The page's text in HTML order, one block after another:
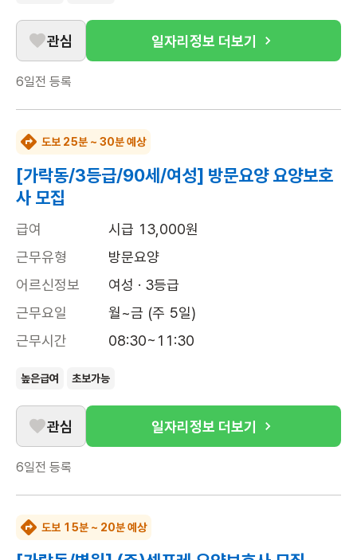
관심 일자리정보 더보기
6일전 등록
도보 25분 ~ 30분 예상
[가락동/3등급/90세/여성] 방문요양 요양보호
사 모집
급여
시급 13,000원
근무유형
방문요양
어르신정보
여성 · 3등급
근무요일
월~금 (주 5일)
근무시간
08:30~11:30
높은급여 초보가능
관심 일자리정보 더보기
6일전 등록
도보 15분 ~ 20분 예상